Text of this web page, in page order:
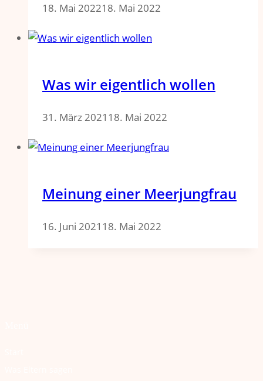
18. Mai 202218. Mai 2022
Was wir eigentlich wollen
31. März 2021 18. Mai 2022
Meinung einer Meerjungfrau​
16. Juni 2021 18. Mai 2022